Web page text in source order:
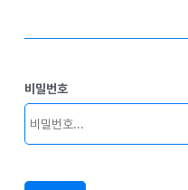
비밀번호